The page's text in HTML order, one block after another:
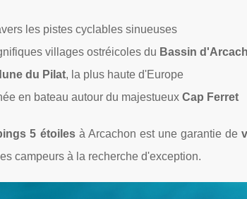
les pistes cyclables sinueuses
villages ostréicoles du Bassin
du Pilat, la plus haute d'Europe
en bateau autour du majestueux Cap Ferret
5 étoilesà Arcachon est une garantie de
campeurs à la recherche d'exception.